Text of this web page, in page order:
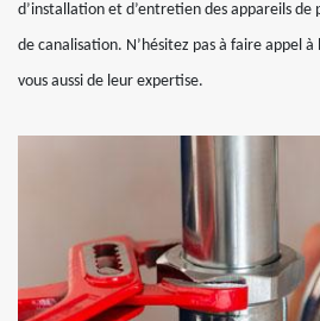
d’installation et d’entretien des appareils
de canalisation. N’hésitez pas à faire appel
vous aussi de leur expertise.